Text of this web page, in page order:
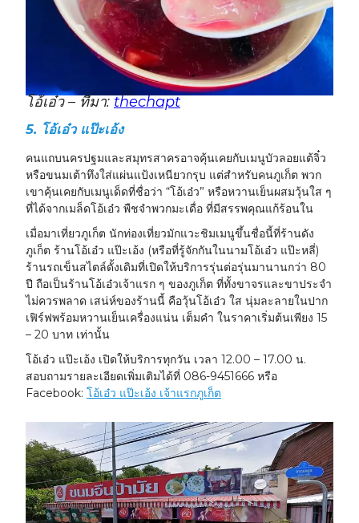
โอ้เอ๋ว – ที่มา: thechapt
5. โอ้เอ๋ว แป๊ะเอ้ง
คนแถบนครปฐมและสมุทรสาครอาจคุ้นเคยกับเมนูบัวลอยแต้จิ๋ว
หรือขนมเต้าทึงใส่แผ่นแป้งเหนียวกรุบ แต่สำหรับคนภูเก็ต พวก
เขาคุ้นเคยกับเมนูเด็ดที่ชื่อว่า “โอ้เอ๋ว” หรือหวานเย็นผสมวุ้นใส ๆ
ที่ได้จากเมล็ดโอ้เอ๋ว พืชจำพวกมะเดื่อ ที่มีสรรพคุณแก้ร้อนใน
เมื่อมาเที่ยวภูเก็ต นักท่องเที่ยวมักแวะชิมเมนูขึ้นชื่อนี้ที่ร้านดัง
ภูเก็ต ร้านโอ้เอ๋ว แป๊ะเอ้ง (หรือที่รู้จักกันในนามโอ้เอ๋ว แป๊ะหลี่)
ร้านรถเข็นสไตล์ดั้งเดิมที่เปิดให้บริการรุ่นต่อรุ่นมานานกว่า 80
ปี ถือเป็นร้านโอ้เอ๋วเจ้าแรก ๆ ของภูเก็ต ที่ทั้งขาจรและขาประจำ
ไม่ควรพลาด เสน่ห์ของร้านนี้ คือวุ้นโอ้เอ๋ว ใส นุ่มละลายในปาก
เฟิร์ฟพร้อมหวานเย็นเครื่องแน่น เต็มคำ ในราคาเริ่มต้นเพียง 15
– 20 บาท เท่านั้น
โอ้เอ๋ว แป๊ะเอ้ง เปิดให้บริการทุกวัน เวลา 12.00 – 17.00 น.
สอบถามรายละเอียดเพิ่มเติมได้ที่ 086-9451666 หรือ
Facebook: โอ้เอ๋ว แป๊ะเอ้ง เจ้าแรกภูเก็ต